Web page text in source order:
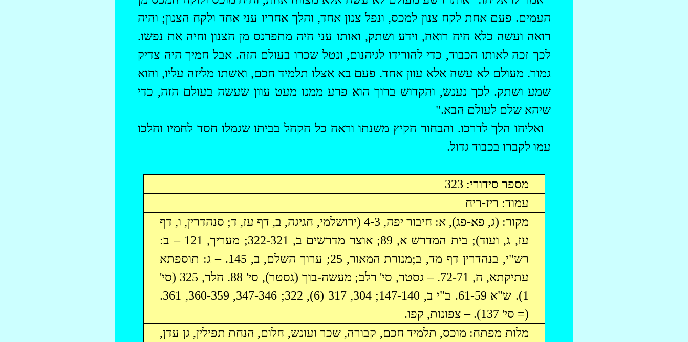
העמים. פעם אחת לקח צנון למכס, ונפל צנון אחד, והלך אחריו עני אחד ולקח הצנון; והיה
רואה ועשה כלא היה רואה, וידע ושתק, ואותו עני היה מתפרנס מן הצנון וחיה את נפשו.
לכך זכה לאותו הכבוד, כדי להורידו לגיהנום, ונטל שכרו בעולם הזה. אבל חמיך היה צדיק
גמור. מעולם לא עשה אלא עוון אחד. פעם בא אצלו תלמיד חכם, ואשתו מליזה עליו, והוא
שמע ושתק. לכך נענש, והקדוש ברוך הוא פרע ממנו מעט עוון שעשה בעולם הזה, כדי
שיהא שלם לעולם הבא."
‏ואליהו הלך לדרכו. והבחור הקיץ משנתו וראה כל הקהל בביתו שגמלו חסד לחמיו והלכו
עמו לקברו בכבוד גדול.
מספר סידורי: 323
עמוד: ריז-ריח
מקור: (ג, פא-פג), א: חיבור יפה, 4-3 (ירושלמי, חגיגה, ב, דף עז, ד; סנהדרין, ו, דף
עז, ג, ועוד); בית המדרש א, 89; אוצר מדרשים ב, 322-321; מעריך, 121 – ב:
רש"י, בנהדרין דף מד, ב;מנורת המאור, 25; ערוך השלם, ב, 145. – ג: תוספתא
עתיקתא, ה, 72-71. – גסטר, סי' רלב; מעשה-בוך (גסטר
), סי' 88. הלר, 325 (סי'
1). ש"א 61-59. ב"י ב, 147-140; 304, 317 (6), 322; 347-346, 360-359, 361.
(= סי' 137). – צפונות, קפו.
מלות מפתח: מוכס, תלמיד חכם, קבורה, שכר ועונש, חלום, הנחת תפילין, גן עדן,